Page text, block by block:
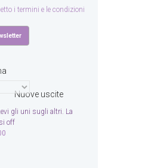
i termini e le condizioni
Nuove uscite
gli uni sugli altri. La
off